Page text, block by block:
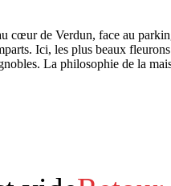
cœur de Verdun, face au
Ici, les plus beaux
La philosophie de la